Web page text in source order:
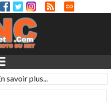
savoir plus...